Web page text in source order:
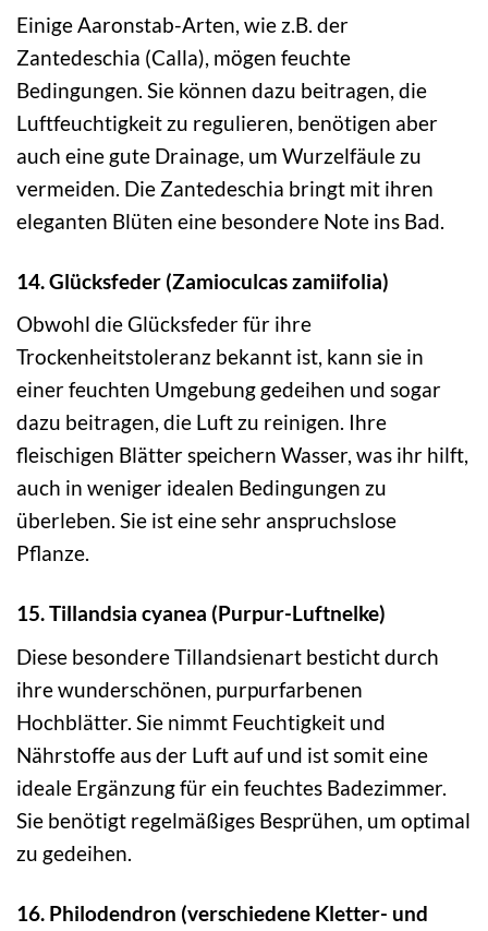
Einige Aaronstab-Arten, wie z.B. der
Zantedeschia (Calla), mögen feuchte
Bedingungen. Sie können dazu beitragen, die
Luftfeuchtigkeit zu regulieren, benötigen aber
auch eine gute Drainage, um Wurzelfäule zu
vermeiden. Die Zantedeschia bringt mit ihren
eleganten Blüten eine besondere Note ins Bad.
14. Glücksfeder (Zamioculcas zamiifolia)
Obwohl die Glücksfeder für ihre
Trockenheitstoleranz bekannt ist, kann sie in
einer feuchten Umgebung gedeihen und sogar
dazu beitragen, die Luft zu reinigen. Ihre
fleischigen Blätter speichern Wasser, was ihr hilft,
auch in weniger idealen Bedingungen zu
überleben. Sie ist eine sehr anspruchslose
Pflanze.
15. Tillandsia cyanea (Purpur-Luftnelke)
Diese besondere Tillandsienart besticht durch
ihre wunderschönen, purpurfarbenen
Hochblätter. Sie nimmt Feuchtigkeit und
Nährstoffe aus der Luft auf und ist somit eine
ideale Ergänzung für ein feuchtes Badezimmer.
Sie benötigt regelmäßiges Besprühen, um optimal
zu gedeihen.
16. Philodendron (verschiedene Kletter- und